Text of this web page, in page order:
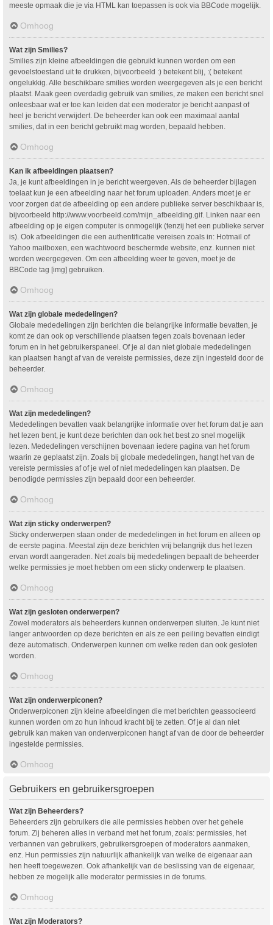
meeste opmaak die je via HTML kan toepassen is ook via BBCode mogelijk.
Omhoog
Wat zijn Smilies?
Smilies zijn kleine afbeeldingen die gebruikt kunnen worden om een
gevoelstoestand uit te drukken, bijvoorbeeld :) betekent blij, :( betekent
ongelukkig. Alle beschikbare smilies worden weergegeven als je een bericht
plaatst. Maak geen overdadig gebruik van smilies, ze maken een bericht snel
onleesbaar wat er toe kan leiden dat een moderator je bericht aanpast of
heel je bericht verwijdert. De beheerder kan ook een maximaal aantal
smilies, dat in een bericht gebruikt mag worden, bepaald hebben.
Omhoog
Kan ik afbeeldingen plaatsen?
Ja, je kunt afbeeldingen in je bericht weergeven. Als de beheerder bijlagen
toelaat kun je een afbeelding naar het forum uploaden. Anders moet je er
voor zorgen dat de afbeelding op een andere publieke server beschikbaar is,
bijvoorbeeld http://www.voorbeeld.com/mijn_afbeelding.gif. Linken naar een
afbeelding op je eigen computer is onmogelijk (tenzij het een publieke server
is). Ook afbeeldingen die een authentificatie vereisen zoals in: Hotmail of
Yahoo mailboxen, een wachtwoord beschermde website, enz. kunnen niet
worden weergegeven. Om een afbeelding weer te geven, moet je de
BBCode tag [img] gebruiken.
Omhoog
Wat zijn globale mededelingen?
Globale mededelingen zijn berichten die belangrijke informatie bevatten, je
komt ze dan ook op verschillende plaatsen tegen zoals bovenaan ieder
forum en in het gebruikerspaneel. Of je al dan niet globale mededelingen
kan plaatsen hangt af van de vereiste permissies, deze zijn ingesteld door de
beheerder.
Omhoog
Wat zijn mededelingen?
Mededelingen bevatten vaak belangrijke informatie over het forum dat je aan
het lezen bent, je kunt deze berichten dan ook het best zo snel mogelijk
lezen. Mededelingen verschijnen bovenaan iedere pagina van het forum
waarin ze geplaatst zijn. Zoals bij globale mededelingen, hangt het van de
vereiste permissies af of je wel of niet mededelingen kan plaatsen. De
benodigde permissies zijn bepaald door een beheerder.
Omhoog
Wat zijn sticky onderwerpen?
Sticky onderwerpen staan onder de mededelingen in het forum en alleen op
de eerste pagina. Meestal zijn deze berichten vrij belangrijk dus het lezen
ervan wordt aangeraden. Net zoals bij mededelingen bepaalt de beheerder
welke permissies je moet hebben om een sticky onderwerp te plaatsen.
Omhoog
Wat zijn gesloten onderwerpen?
Zowel moderators als beheerders kunnen onderwerpen sluiten. Je kunt niet
langer antwoorden op deze berichten en als ze een peiling bevatten eindigt
deze automatisch. Onderwerpen kunnen om welke reden dan ook gesloten
worden.
Omhoog
Wat zijn onderwerpiconen?
Onderwerpiconen zijn kleine afbeeldingen die met berichten geassocieerd
kunnen worden om zo hun inhoud kracht bij te zetten. Of je al dan niet
gebruik kan maken van onderwerpiconen hangt af van de door de beheerder
ingestelde permissies.
Omhoog
Gebruikers en gebruikersgroepen
Wat zijn Beheerders?
Beheerders zijn gebruikers die alle permissies hebben over het gehele
forum. Zij beheren alles in verband met het forum, zoals: permissies, het
verbannen van gebruikers, gebruikersgroepen of moderators aanmaken,
enz. Hun permissies zijn natuurlijk afhankelijk van welke de eigenaar aan
hen heeft toegewezen. Ook afhankelijk van de beslissing van de eigenaar,
hebben ze mogelijk alle moderator permissies in de forums.
Omhoog
Wat zijn Moderators?